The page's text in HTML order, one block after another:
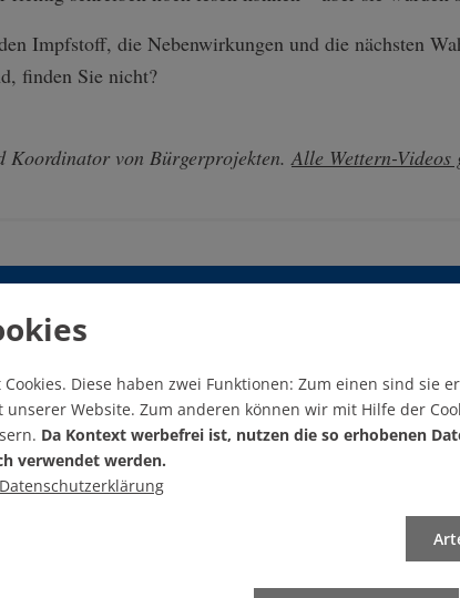
Impfstoff, die Nebenwirkungen und die nächsten
finden Sie nicht?
Koordinator von Bürgerprojekten.Alle Wettern-Videos
Ihnen dieser
Sie
Wie? Hier! Jetzt!
Diese haben zwei Funktionen: Zum einen sind sie
Website. Zum anderen können wir mit Hilfe der
Da Kontext werbefrei ist, nutzen die so erhobenen
verwendet werden.
Datenschutzerklärung